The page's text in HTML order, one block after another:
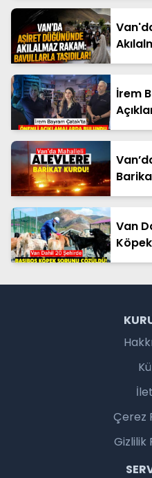
İrem
Van
Çerez
Gizlilik